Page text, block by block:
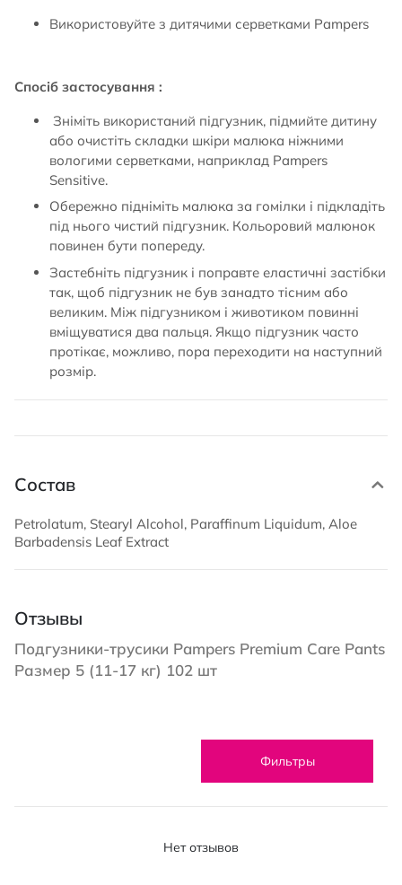
Використовуйте з дитячими серветками Pampers
Спосіб застосування :
Зніміть використаний підгузник, підмийте дитину
або очистіть складки шкіри малюка ніжними
вологими серветками, наприклад Pampers
Sensitive.
Обережно підніміть малюка за гомілки і підкладіть
під нього чистий підгузник. Кольоровий малюнок
повинен бути попереду.
Застебніть підгузник і поправте еластичні застібки
так, щоб підгузник не був занадто тісним або
великим. Між підгузником і животиком повинні
вміщуватися два пальця. Якщо підгузник часто
протікає, можливо, пора переходити на наступний
розмір.
Состав
Petrolatum, Stearyl Alcohol, Paraffinum Liquidum, Aloe
Barbadensis Leaf Extract
Отзывы
Подгузники-трусики Pampers Premium Care Pants
Размер 5 (11-17 кг) 102 шт
Фильтры
Нет отзывов